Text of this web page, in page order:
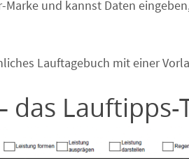
und kannst Daten
Lauftagebuch mit einer
Lauftipps-